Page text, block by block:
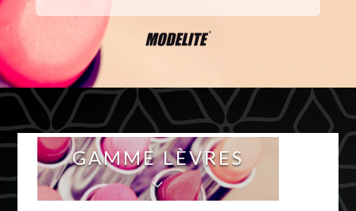
GAMME LÈVRES
⌵